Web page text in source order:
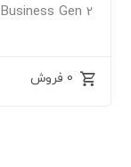
Business Gen 2
0 فروش